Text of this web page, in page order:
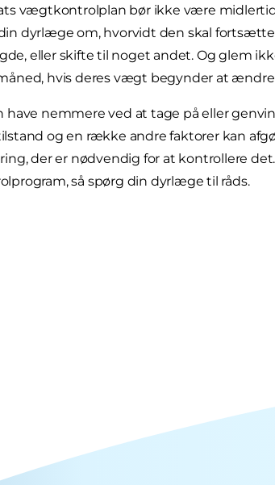
vægtkontrolplan bør ikke være
dyrlæge om, hvorvidt den skal
eller skifte til noget andet. Og glem
hvis deres vægt begynder at ændre
have nemmere ved at tage på eller
og en række andre faktorer kan
der er nødvendig for at kontrollere
så spørg din dyrlæge til råds.